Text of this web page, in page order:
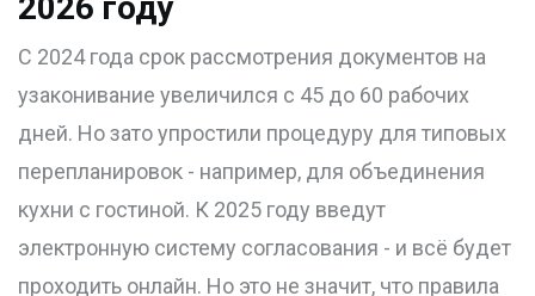
2026 году
С 2024 года срок рассмотрения документов на
узаконивание увеличился с 45 до 60 рабочих
дней. Но зато упростили процедуру для типовых
перепланировок - например, для объединения
кухни с гостиной. К 2025 году введут
электронную систему согласования - и всё будет
проходить онлайн. Но это не значит, что правила